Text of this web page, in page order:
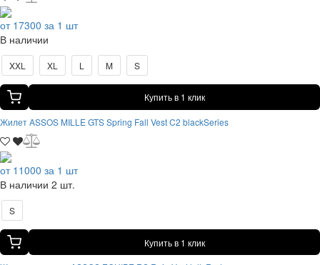
от 17300 за 1 шт
В наличии
XXL XL L M S
Купить в 1 клик
Жилет ASSOS MILLE GTS Spring Fall Vest C2 blackSeries
от 11000 за 1 шт
В наличии 2 шт.
S
Купить в 1 клик